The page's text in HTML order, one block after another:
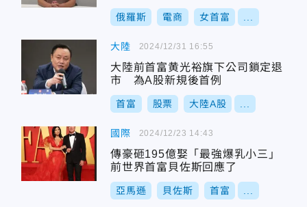
俄羅斯 電商 女首富
大陸
大陸前首富黄光裕旗下公司鎖定退
市 為A股新規後首例
首富 股票 大陸A股
2024/12/31 16:55
國際
傳豪砸195億娶「最強爆乳小三」
前世界首富貝佐斯回應了
亞馬遜 貝佐斯 首富
2024/12/23 14:43